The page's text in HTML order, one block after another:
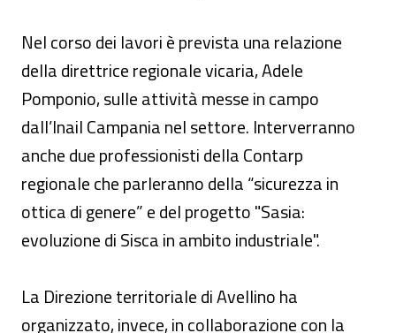
Nel corso dei lavori è prevista una relazione
della direttrice regionale vicaria, Adele
Pomponio, sulle attività messe in campo
dall’Inail Campania nel settore. Interverranno
anche due professionisti della Contarp
regionale che parleranno della “sicurezza in
ottica di genere” e del progetto "Sasia:
evoluzione di Sisca in ambito industriale".
La Direzione territoriale di Avellino ha
organizzato, invece, in collaborazione con la